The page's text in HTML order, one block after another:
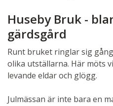
Huseby Bruk -
gärdsgård
Runt bruket ringlar sig
olika utställarna. Här möts
levande eldar och glögg.
Julmässan är inte bara en